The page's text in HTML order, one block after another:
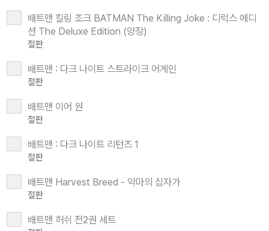
배트맨 킬링 조크 BATMAN The Killing Joke : 디럭스 에디
션 The Deluxe Edition (양장)
절판
배트맨 : 다크 나이트 스트라이크 어게인
절판
배트맨 이어 원
절판
배트맨 : 다크 나이트 리턴즈 1
절판
배트맨 Harvest Breed - 악마의 십자가
절판
배트맨 허쉬 전2권 세트